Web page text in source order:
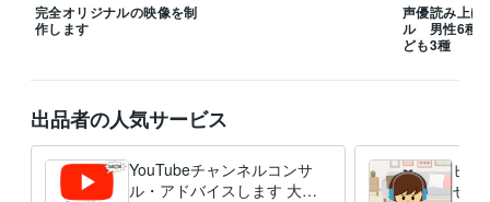
完全オリジナルの映像を制
作します
声優読み上げ
ル 男性6種/
ども3種
出品者の人気サービス
YouTubeチャンネルコンサ
ル・アドバイスします 大手
ビデ
せや